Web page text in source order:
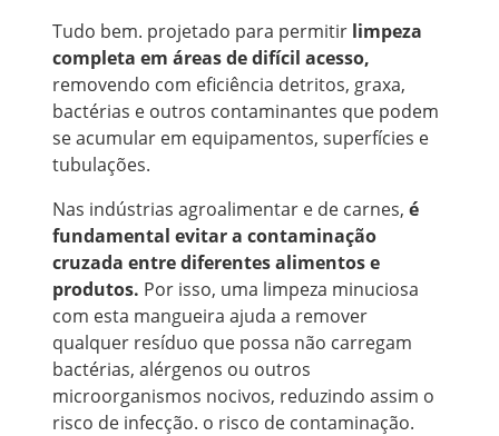
Tudo bem. projetado para permitir limpeza
completa em áreas de difícil acesso,
removendo com eficiência detritos, graxa,
bactérias e outros contaminantes que podem
se acumular em equipamentos, superfícies e
tubulações.
Nas indústrias agroalimentar e de carnes,é
fundamental evitar a contaminação
cruzada entre diferentes alimentos e
produtos. Por isso, uma limpeza minuciosa
com esta mangueira ajuda a remover
qualquer resíduo que possa não carregam
bactérias, alérgenos ou outros
microorganismos nocivos, reduzindo assim o
risco de infecção. o risco de contaminação.